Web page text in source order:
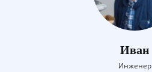
Иван
Инженер